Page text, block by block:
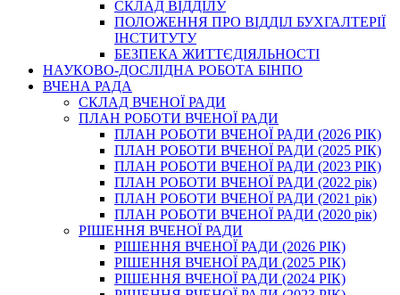
СКЛАД ВІДДІЛУ
ПОЛОЖЕННЯ ПРО ВІДДІЛ БУХГАЛТЕРІЇ
ІНСТИТУТУ
БЕЗПЕКА ЖИТТЄДІЯЛЬНОСТІ
НАУКОВО-ДОСЛІДНА РОБОТА БІНПО
ВЧЕНА РАДА
СКЛАД ВЧЕНОЇ РАДИ
ПЛАН РОБОТИ ВЧЕНОЇ РАДИ
ПЛАН РОБОТИ ВЧЕНОЇ РАДИ (2026 РІК)
ПЛАН РОБОТИ ВЧЕНОЇ РАДИ (2025 РІК)
ПЛАН РОБОТИ ВЧЕНОЇ РАДИ (2023 РІК)
ПЛАН РОБОТИ ВЧЕНОЇ РАДИ (2022 рік)
ПЛАН РОБОТИ ВЧЕНОЇ РАДИ (2021 рік)
ПЛАН РОБОТИ ВЧЕНОЇ РАДИ (2020 рік)
РІШЕННЯ ВЧЕНОЇ РАДИ
РІШЕННЯ ВЧЕНОЇ РАДИ (2026 РІК)
РІШЕННЯ ВЧЕНОЇ РАДИ (2025 РІК)
РІШЕННЯ ВЧЕНОЇ РАДИ (2024 РІК)